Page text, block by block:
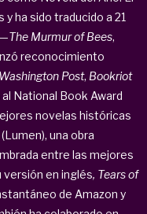
ha sido traducido a 21
The Murmur of Bees,
reconocimiento
Post, Bookriot
National Book Award
novelas históricas
(Lumen), una obra
entre las mejores
versión en inglés, Tears of
de Amazon y